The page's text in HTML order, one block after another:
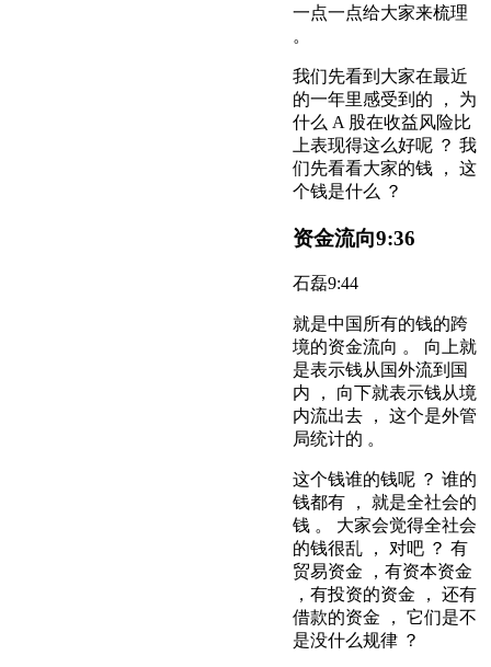
一点一点给大家来梳理
。
我们先看到大家在最近
的一年里感受到的 ， 为
什么 A 股在收益风险比
上表现得这么好呢 ？ 我
们先看看大家的钱 ， 这
个钱是什么 ？
资金流向9:36
石磊9:44
就是中国所有的钱的跨
境的资金流向 。 向上就
是表示钱从国外流到国
内 ， 向下就表示钱从境
内流出去 ， 这个是外管
局统计的 。
这个钱谁的钱呢 ？ 谁的
钱都有 ， 就是全社会的
钱 。 大家会觉得全社会
的钱很乱 ， 对吧 ？ 有
贸易资金 ，有资本资金
，有投资的资金 ， 还有
借款的资金 ， 它们是不
是没什么规律 ？